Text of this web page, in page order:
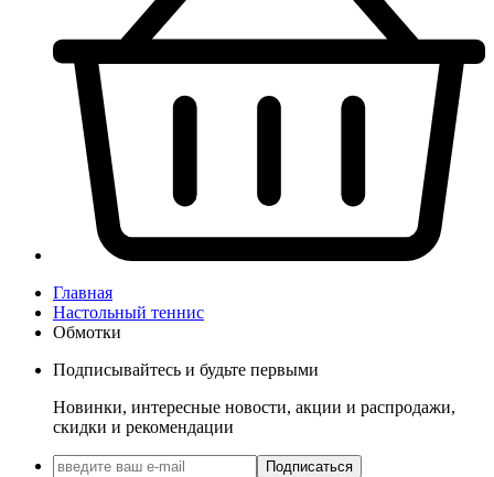
Главная
Настольный теннис
Обмотки
Подписывайтесь и будьте первыми
Новинки, интересные новости, акции и распродажи,
скидки и рекомендации
Подписаться